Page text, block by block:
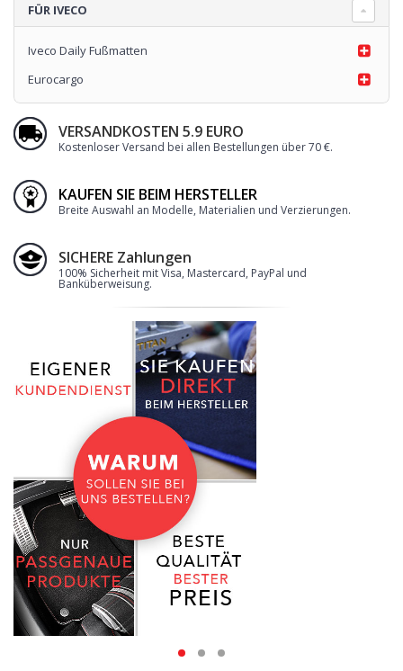
geruchsneutral, hitzebeständig und wetterfest. Zur Reinigung genügt
ein Wasserstrahl.
Die beliebtesten Produkte:
fußmatten!
FÜR IVECO
Iveco Daily Fußmatten
Eurocargo
VERSANDKOSTEN 5.9 EURO
Kostenloser Versand bei allen Bestellungen über 70 €.
KAUFEN SIE BEIM HERSTELLER
Breite Auswahl an Modelle, Materialien und Verzierungen.
SICHERE Zahlungen
100% Sicherheit mit Visa, Mastercard, PayPal und
Banküberweisung.